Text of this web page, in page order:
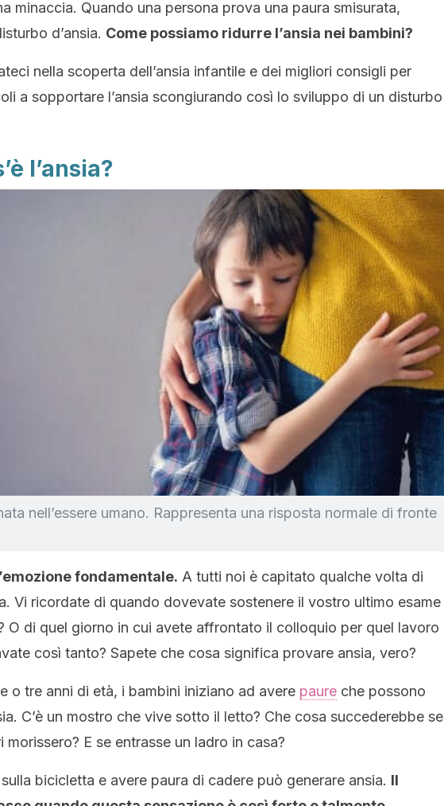
minaccia. Quando una persona prova una paura smisurata,
d’ansia. Come possiamo ridurre l’ansia nei bambini?
nella scoperta dell’ansia infantile e dei migliori consigli per
a sopportare l’ansia scongiurando così lo sviluppo di un disturbo
l’ansia?
nell’essere umano. Rappresenta una risposta normale di fronte
fondamentale. A tutti noi è capitato qualche volta di
Vi ricordate di quando dovevate sostenere il vostro ultimo esame
O di quel giorno in cui avete affrontato il colloquio per quel lavoro
così tanto? Sapete che cosa significa provare ansia, vero?
o tre anni di età, i bambini iniziano ad avere paure che possono
C’è un mostro che vive sotto il letto? Che cosa succederebbe se
morissero? E se entrasse un ladro in casa?
bicicletta e avere paura di cadere può generare ansia. Il